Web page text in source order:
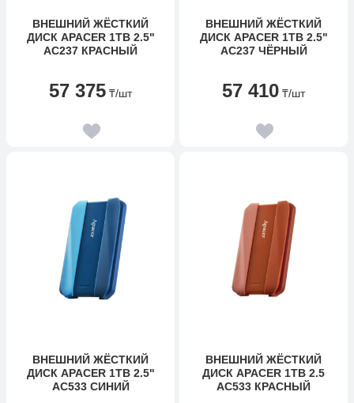
ВНЕШНИЙ ЖЁСТКИЙ
ДИСК APACER 1TB 2.5"
AC237 КРАСНЫЙ
57 375 ₸/шт
ВНЕШНИЙ ЖЁСТКИЙ
ДИСК APACER 1TB 2.5"
AC237 ЧЁРНЫЙ
57 410 ₸/шт
ВНЕШНИЙ ЖЁСТКИЙ
ДИСК APACER 1TB 2.5"
AC533 СИНИЙ
ВНЕШНИЙ ЖЁСТКИЙ
ДИСК APACER 1TB 2.5
AC533 КРАСНЫЙ